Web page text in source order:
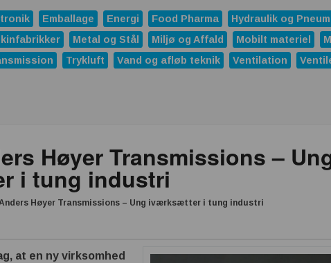
Emballage Energi Food Pharma
Hydraulik og
Metal og Stål Miljø og Affald Mobilt materiel
Trykluft Vand og afløb teknik Ventilation
Høyer Transmissions –
i tung industri
Høyer Transmissions – Ung iværksætter i tung industri
at en ny virksomhed